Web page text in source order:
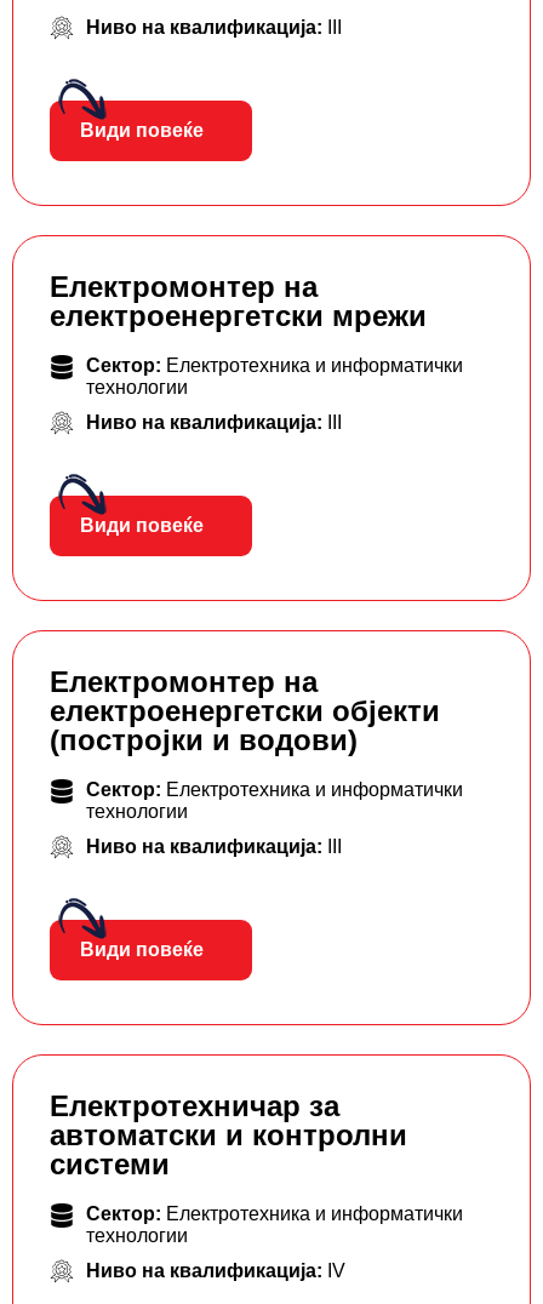
Ниво на квалификација:
Види повеќе
Електромонтер на
електроенергетски мрежи
Сектор: Електротехника и информатички
технологии
Ниво на квалификација:
Види повеќе
Електромонтер на
електроенергетски објекти
(постројки и водови)
Сектор: Електротехника и информатички
технологии
Ниво на квалификација:
Види повеќе
Електротехничар за
автоматски и контролни
системи
Сектор: Електротехника и информатички
технологии
Ниво на квалификација: IV